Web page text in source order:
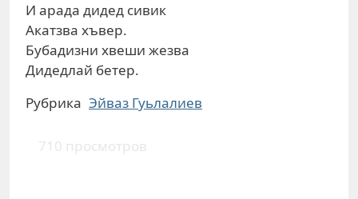
И арада дидед сивик
Акатзва хъвер.
Бубадизни хвеши жезва
Дидедлай бетер.
Рубрика Эйваз Гуьлалиев
710 просмотров